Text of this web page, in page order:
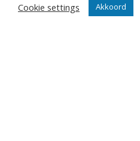
Cookie settings
Akkoord